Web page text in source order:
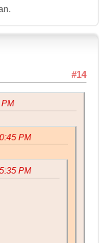
#14
PM
PM